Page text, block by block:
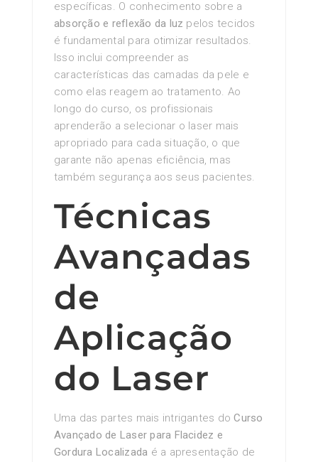
específicas. O conhecimento sobre a
absorção e reflexão da luz pelos tecidos
é fundamental para otimizar resultados.
Isso inclui compreender as
características das camadas da pele e
como elas reagem ao tratamento. Ao
longo do curso, os profissionais
aprenderão a selecionar o laser mais
apropriado para cada situação, o que
garante não apenas eficiência, mas
também segurança aos seus pacientes.
Técnicas
Avançadas
de
Aplicação
do Laser
Uma das partes mais intrigantes doCurso
Avançado de Laser para Flacidez e
Gordura Localizada é a apresentação de